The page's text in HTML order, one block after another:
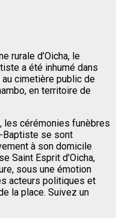
rurale d’Oicha, le
a été inhumé dans
cimetière public de
en territoire de
les cérémonies funèbres
Baptiste se sont
à son domicile
Saint Esprit d’Oicha,
sous une émotion
acteurs politiques et
la place. Suivez un